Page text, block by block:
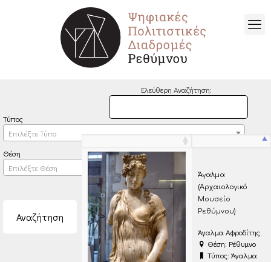
Τύπος
Επιλέξτε Τύπο
Θέση
Επιλέξτε Θέση
Ελεύθερη Αναζήτηση:
Άγαλμα
(Αρχαιολογικό
Μουσείο
Ρεθύμνου)
Άγαλμα Αφροδίτης.
Θέση: Ρέθυμνο
Τύπος: Άγαλμα